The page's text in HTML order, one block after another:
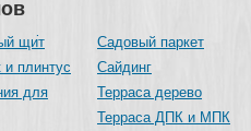
щит
и плинтус
для
Садовый паркет
Сайдинг
Терраса дерево
Терраса ДПК и МПК